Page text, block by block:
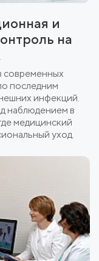
и
на
современных
последним
инфекций.
наблюдением в
медицинский
уход.